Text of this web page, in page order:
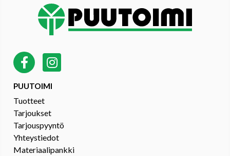
PUUTOIMI
Tuotteet
Tarjoukset
Tarjouspyyntö
Yhteystiedot
Materiaalipankki